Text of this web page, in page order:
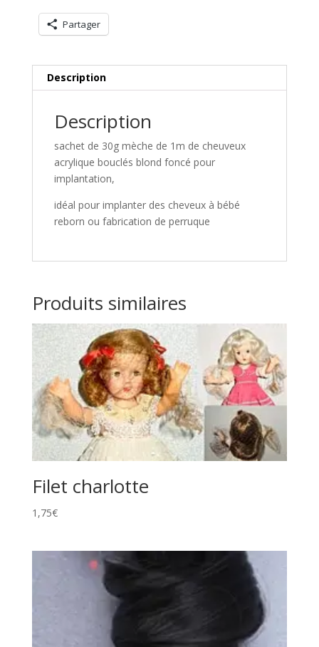
Partager
Description
Description
sachet de 30g mèche de 1m de cheuveux
acrylique bouclés blond foncé pour
implantation,
idéal pour implanter des cheveux à bébé
reborn ou fabrication de perruque
Produits similaires
Filet charlotte
1,75€